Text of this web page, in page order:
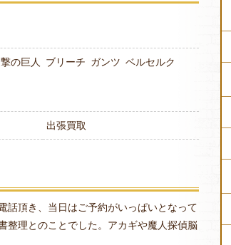
の巨人 ブリーチ ガンツ ベルセルク
出張買取
話頂き、当日はご予約がいっぱいとなって
整理とのことでした。アカギや魔人探偵脳